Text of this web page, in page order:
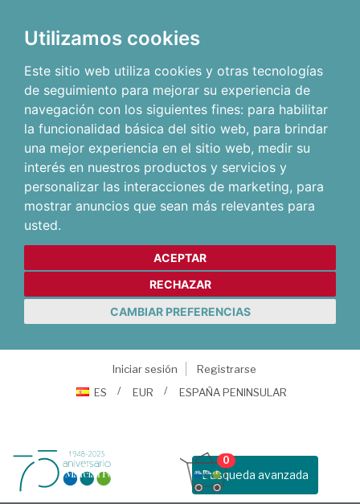
Utilizamos cookies
Este sitio web utiliza cookies y otras tecnologías
de seguimiento para mejorar su experiencia de
navegación con los siguientes fines: para habilitar
la funcionalidad básica del sitio web, para brindar
una mejor experiencia en el sitio web, medir su
interés en nuestros productos y servicios y
personalizar las interacciones de marketing, para
mostrar anuncios que sean más relevantes para
usted.
ACEPTAR
RECHAZAR
CAMBIAR PREFERENCIAS
Iniciar sesión
Registrarse
ES
EUR ESPAÑA PENINSULAR
Busqueda avanzada
0